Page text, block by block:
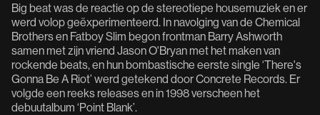
Big beat was de reactie op de stereotiepe housemuziek en er
werd volop geëxperimenteerd. In navolging van de Chemical
Brothers en Fatboy Slim begon frontman Barry Ashworth
samen met zijn vriend Jason O'Bryan met het maken van
rockende beats, en hun bombastische eerste single ‘There's
Gonna Be A Riot’ werd getekend door Concrete Records. Er
volgde een reeks releases en in 1998 verscheen het
debuutalbum ‘Point Blank’.